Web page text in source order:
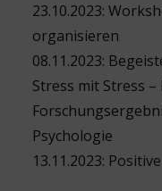
23.10.2023:
organisieren
08.11.2023:
Stress mit Stress –
Psychologie
13.11.2023: